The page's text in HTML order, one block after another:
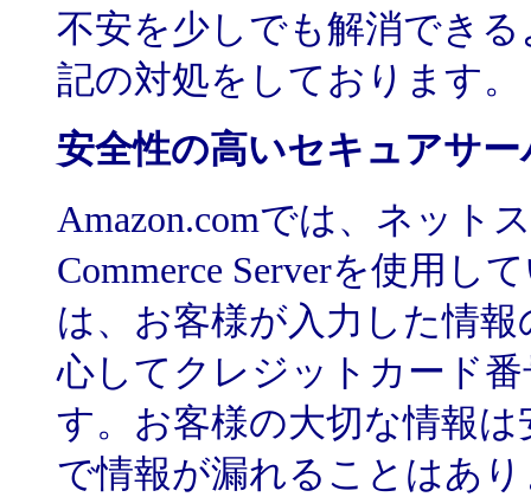
不安を少しでも解消でき
記の対処をしております。
安全性の高いセキュアサー
Amazon.comでは、ネット
Commerce Serverを使用し
は、お客様が入力した情
心してクレジットカード
す。お客様の大切な情報
で情報が漏れることはあ